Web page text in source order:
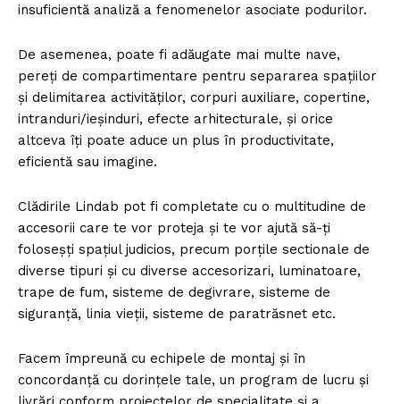
insuficientă analiză a fenomenelor asociate podurilor.
De asemenea, poate fi adăugate mai multe nave,
pereți de compartimentare pentru separarea spațiilor
și delimitarea activităților, corpuri auxiliare, copertine,
intranduri/ieșinduri, efecte arhitecturale, și orice
altceva îți poate aduce un plus în productivitate,
eficientă sau imagine.
Clădirile Lindab pot fi completate cu o multitudine de
accesorii care te vor proteja și te vor ajută să-ți
foloseșți spațiul judicios, precum porțile sectionale de
diverse tipuri și cu diverse accesorizari, luminatoare,
trape de fum, sisteme de degivrare, sisteme de
siguranță, linia vieții, sisteme de paratrăsnet etc.
Facem împreună cu echipele de montaj și în
concordanță cu dorințele tale, un program de lucru și